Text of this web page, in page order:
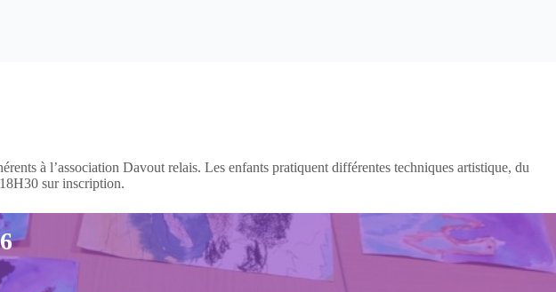
à l’association Davout relais. Les enfants pratiquent différentes techniques artistique, du
sur inscription.